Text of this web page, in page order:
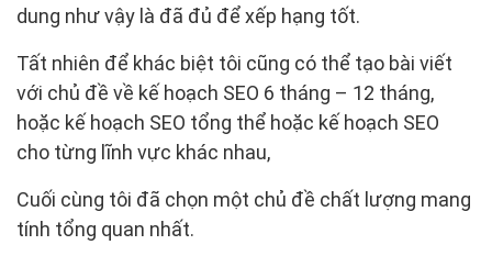
dung như vậy là đã đủ để xếp hạng tốt.
Tất nhiên để khác biệt tôi cũng có thể tạo bài viết
với chủ đề về kế hoạch SEO 6 tháng – 12 tháng,
hoặc kế hoạch SEO tổng thể hoặc kế hoạch SEO
cho từng lĩnh vực khác nhau,
Cuối cùng tôi đã chọn một chủ đề chất lượng mang
tính tổng quan nhất.